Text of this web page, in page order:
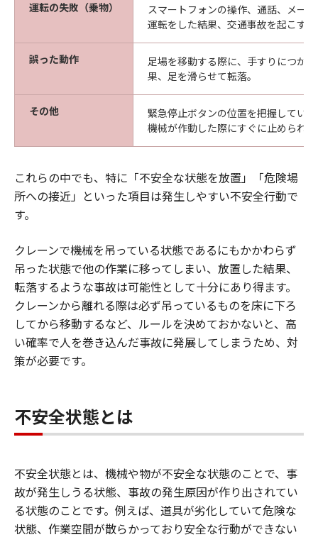
運転の失敗（乗物）
スマートフォンの操作、通話、メー
運転をした結果、交通事故を起こす。
誤った動作
足場を移動する際に、手すりにつか
果、足を滑らせて転落。
その他
緊急停止ボタンの位置を把握してい
機械が作動した際にすぐに止められ
これらの中でも、特に「不安全な状態を放置」「危険場
所への接近」といった項目は発生しやすい不安全行動で
す。
クレーンで機械を吊っている状態であるにもかかわらず
吊った状態で他の作業に移ってしまい、放置した結果、
転落するような事故は可能性として十分にあり得ます。
クレーンから離れる際は必ず吊っているものを床に下ろ
してから移動するなど、ルールを決めておかないと、高
い確率で人を巻き込んだ事故に発展してしまうため、対
策が必要です。
不安全状態とは
不安全状態とは、機械や物が不安全な状態のことで、事
故が発生しうる状態、事故の発生原因が作り出されてい
る状態のことです。例えば、道具が劣化していて危険な
状態、作業空間が散らかっており安全な行動ができない